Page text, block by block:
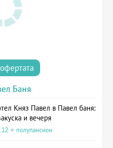
Баня
Княз Павел в Павел баня:
и вечеря
+ полупансион